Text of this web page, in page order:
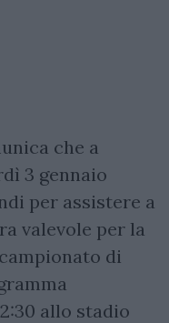
che a
3 gennaio
per assistere a
valevole per la
di
allo stadio